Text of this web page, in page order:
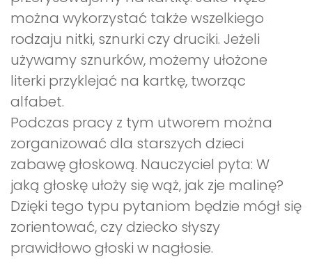
można wykorzystać także wszelkiego
rodzaju nitki, sznurki czy druciki. Jeżeli
używamy sznurków, możemy ułożone
literki przyklejać na kartkę, tworząc
alfabet.
Podczas pracy z tym utworem można
zorganizować dla starszych dzieci
zabawę głoskową. Nauczyciel pyta: W
jaką głoskę ułoży się wąż, jak zje malinę?
Dzięki tego typu pytaniom będzie mógł się
zorientować, czy dziecko słyszy
prawidłowo głoski w nagłosie.